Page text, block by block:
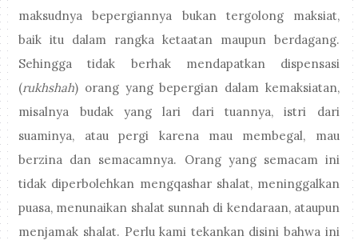
maksudnya bepergiannya bukan tergolong maksiat,
baik itu dalam rangka ketaatan maupun berdagang.
Sehingga tidak berhak mendapatkan dispensasi
(rukhshah) orang yang bepergian dalam kemaksiatan,
misalnya budak yang lari dari tuannya, istri dari
suaminya, atau pergi karena mau membegal, mau
berzina dan semacamnya. Orang yang semacam ini
tidak diperbolehkan mengqashar shalat, meninggalkan
puasa, menunaikan shalat sunnah di kendaraan, ataupun
menjamak shalat. Perlu kami tekankan disini bahwa ini